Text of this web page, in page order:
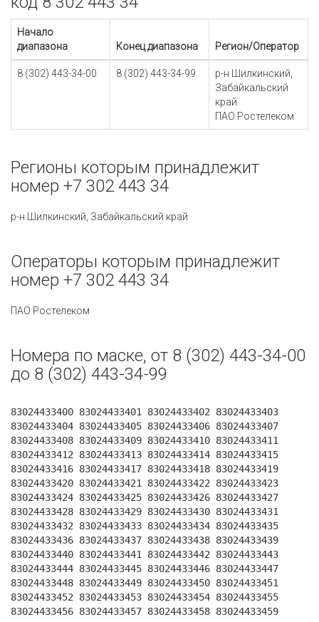
Начало
диапазона
Конец диапазона Регион/Оператор
8 (302) 443-34-00 8 (302) 443-34-99
р-н Шилкинский,
Забайкальский
край
ПАО Ростелеком
Регионы которым принадлежит
номер +7 302 443 34
р-н Шилкинский, Забайкальский край
Операторы которым принадлежит
номер +7 302 443 34
ПАО Ростелеком
Номера по маске, от 8 (302) 443-34-00
до 8 (302) 443-34-99
83024433400 83024433401 83024433402 83024433403
83024433404 83024433405 83024433406 83024433407
83024433408 83024433409 83024433410 83024433411
83024433412 83024433413 83024433414 83024433415
83024433416 83024433417 83024433418 83024433419
83024433420 83024433421 83024433422 83024433423
83024433424 83024433425 83024433426 83024433427
83024433428 83024433429 83024433430 83024433431
83024433432 83024433433 83024433434 83024433435
83024433436 83024433437 83024433438 83024433439
83024433440 83024433441 83024433442 83024433443
83024433444 83024433445 83024433446 83024433447
83024433448 83024433449 83024433450 83024433451
83024433452 83024433453 83024433454 83024433455
83024433456 83024433457 83024433458 83024433459